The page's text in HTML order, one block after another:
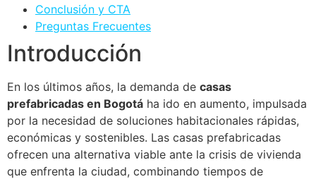
Conclusión y CTA
Preguntas Frecuentes
Introducción
En los últimos años, la demanda de casas
prefabricadas en Bogotá ha ido en aumento, impulsada
por la necesidad de soluciones habitacionales rápidas,
económicas y sostenibles. Las casas prefabricadas
ofrecen una alternativa viable ante la crisis de vivienda
que enfrenta la ciudad, combinando tiempos de